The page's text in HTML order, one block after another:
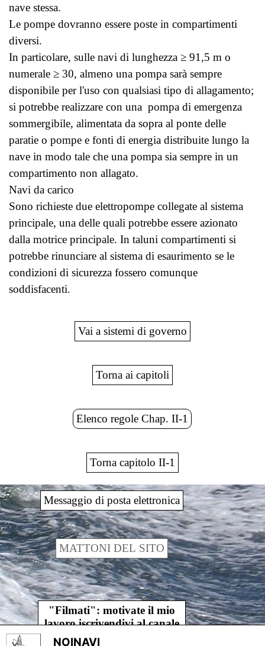
nave stessa.
Le pompe dovranno essere poste in compartimenti
diversi.
In particolare, sulle navi di lunghezza ≥ 91,5 m o
numerale ≥ 30, almeno una pompa sarà sempre
disponibile per l'uso con qualsiasi tipo di allagamento;
si potrebbe realizzare con una pompa di emergenza
sommergibile, alimentata da sopra al ponte delle
paratie o pompe e fonti di energia distribuite lungo la
nave in modo tale che una pompa sia sempre in un
compartimento non allagato.
Navi da carico
Sono richieste due elettropompe collegate al sistema
principale, una delle quali potrebbe essere azionato
dalla motrice principale. In taluni compartimenti si
potrebbe rinunciare al sistema di esaurimento se le
condizioni di sicurezza fossero comunque
soddisfacenti.
Vai a sistemi di governo
Torna ai capitoli
Elenco regole Chap. II-1
Torna capitolo II-1
Messaggio di posta elettronica
MATTONI DEL SITO
"Filmati": motivate il mio
lavoro iscrivendivi al canale
younoinavi
NOINAVI